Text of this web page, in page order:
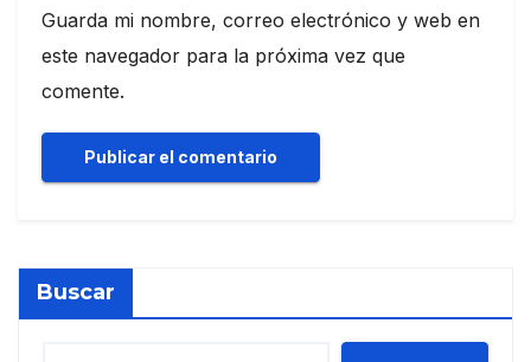
Guarda mi nombre, correo electrónico y web en
este navegador para la próxima vez que
comente.
Buscar